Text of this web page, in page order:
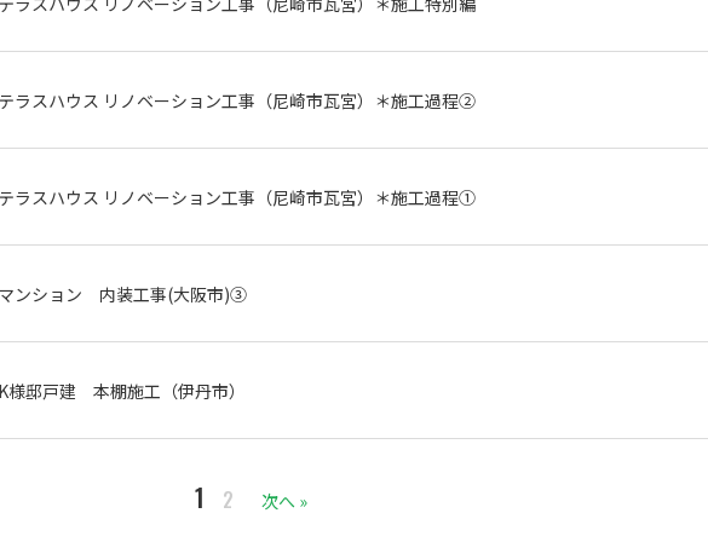
テラスハウス リノベーション工事（尼崎市瓦宮）＊施工過程②
テラスハウス リノベーション工事（尼崎市瓦宮）＊施工過程①
マンション 内装工事(大阪市)③
K様邸戸建 本棚施工（伊丹市）
1 2 次へ »